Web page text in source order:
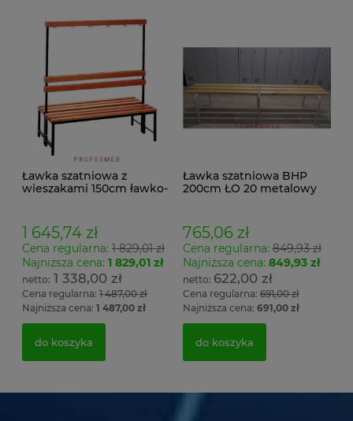
Ławka szatniowa z
wieszakami 150cm ławko-
1 645,74 zł
Cena regularna: 1 829,01 zł
Najniższa cena: 1 829,01 zł
1 338,00 zł
Cena regularna: 1 487,00 zł
Najniższa cena: 1 487,00 zł
do koszyka
Ławka szatniowa BHP
200cm ŁO 20 metalowy
765,06 zł
Cena regularna:849,93 zł
Najniższa cena: 849,93 zł
622,00 zł
Cena regularna:691,00 zł
Najniższa cena: 691,00 zł
do koszyka